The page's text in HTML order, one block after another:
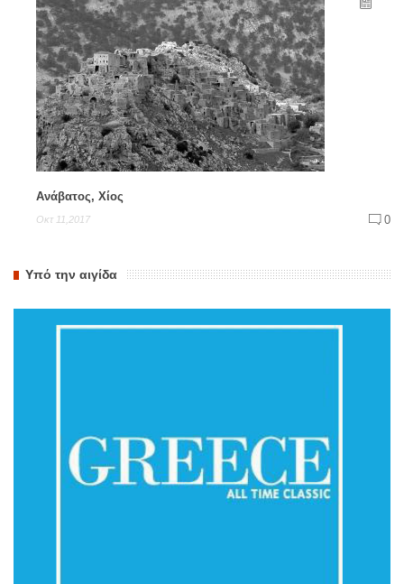
Ανάβατος, Χίος
Οκτ 11,2017 0
Υπό την αιγίδα